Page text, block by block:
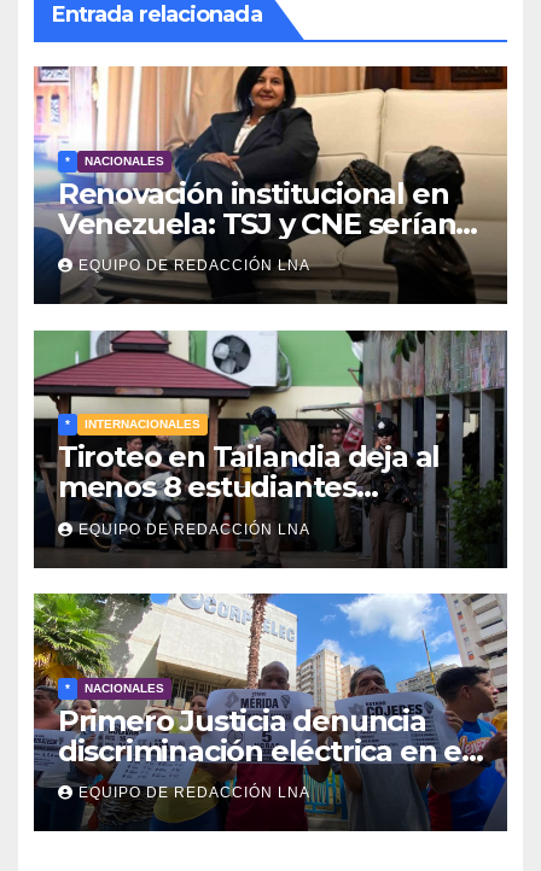
Entrada relacionada
* NACIONALES
Renovación institucional en
Venezuela: TSJ y CNE serían
designados a finales de 2026
EQUIPO DE REDACCIÓN LNA
* INTERNACIONALES
Tiroteo en Tailandia deja al
menos 8 estudiantes
muertos y 30 heridos
EQUIPO DE REDACCIÓN LNA
* NACIONALES
Primero Justicia denuncia
discriminación eléctrica en el
interior del país
EQUIPO DE REDACCIÓN LNA